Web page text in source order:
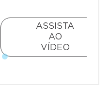
ASSISTA
AO
VÍDEO